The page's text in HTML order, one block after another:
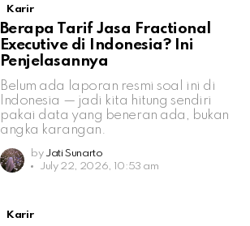
Karir
Berapa Tarif Jasa Fractional
Executive di Indonesia? Ini
Penjelasannya
Belum ada laporan resmi soal ini di
Indonesia — jadi kita hitung sendiri
pakai data yang beneran ada, bukan
angka karangan.
by Jati Sunarto
July 22, 2026, 10:53 am
Karir